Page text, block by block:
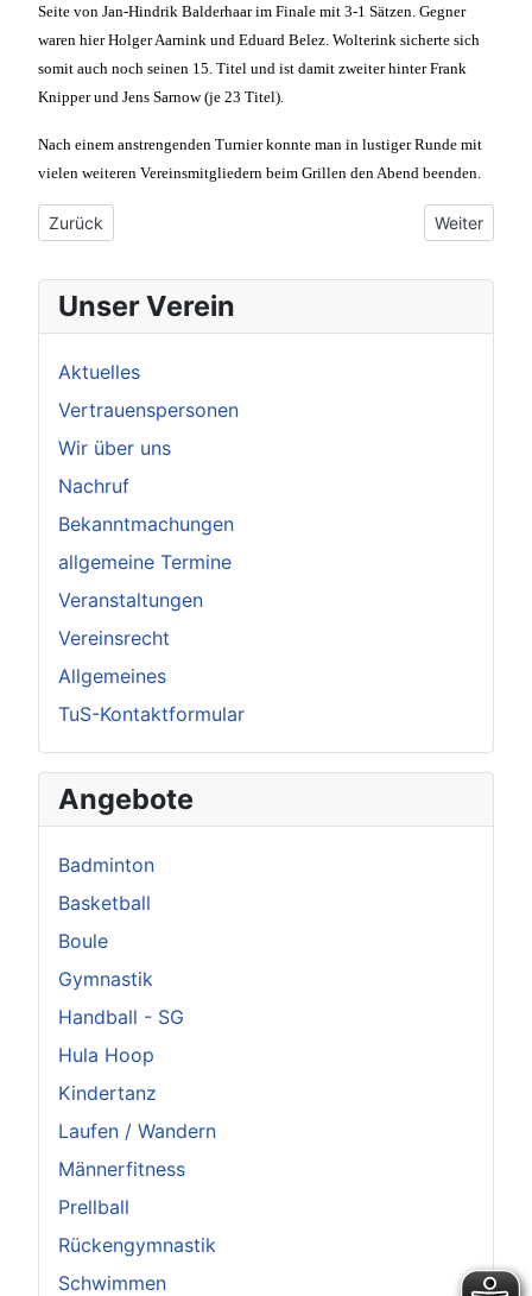
Unser Verein
Aktuelles
Vertrauenspersonen
Wir über uns
Nachruf
Bekanntmachungen
allgemeine Termine
Veranstaltungen
Vereinsrecht
Allgemeines
TuS-Kontaktformular
Angebote
Badminton
Basketball
Boule
Gymnastik
Handball - SG
Hula Hoop
Kindertanz
Laufen / Wandern
Männerfitness
Prellball
Rückengymnastik
Schwimmen
Seite von Jan-Hindrik Balderhaar im Finale mit 3-1 Sätzen. Gegner
waren hier Holger Aarnink und Eduard Belez. Wolterink sicherte sich
somit auch noch seinen 15. Titel und ist damit zweiter hinter Frank
Knipper und Jens Sarnow (je 23 Titel).
Nach einem anstrengenden Turnier konnte man in lustiger Runde mit
vielen weiteren Vereinsmitgliedern beim Grillen den Abend beenden.
Vorheriger Beitrag: 29.07.2019: Unsere Erste spielt künftig in
Zurück Nächster
Weiter